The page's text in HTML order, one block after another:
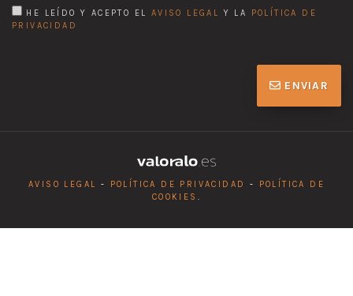
HE LEÍDO Y ACEPTO EL AVISO LEGAL Y LA
POLÍTICA DE
PRIVACIDAD
ENVIAR
AVISO LEGAL - POLÍTICA DE PRIVACIDAD -
POLÍTICA DE
COOKIES .